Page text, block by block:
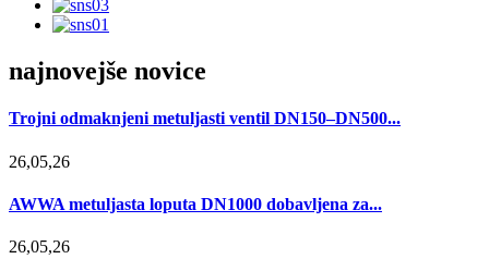
najnovejše novice
Trojni odmaknjeni metuljasti ventil DN150–DN500...
26,05,26
AWWA metuljasta loputa DN1000 dobavljena za...
26,05,26